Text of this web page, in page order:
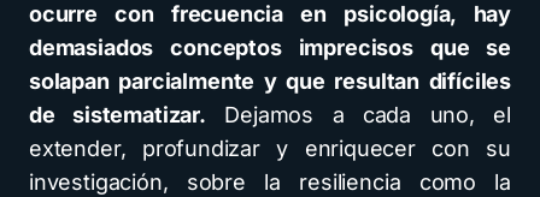
ocurre con frecuencia en psicología, hay
demasiados conceptos imprecisos que se
solapan parcialmente y que resultan difíciles
de sistematizar. Dejamos a cada uno, el
extender, profundizar y enriquecer con su
investigación, sobre la resiliencia como la